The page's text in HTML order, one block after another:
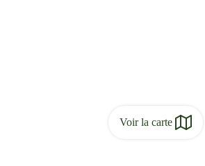
Voir la carte